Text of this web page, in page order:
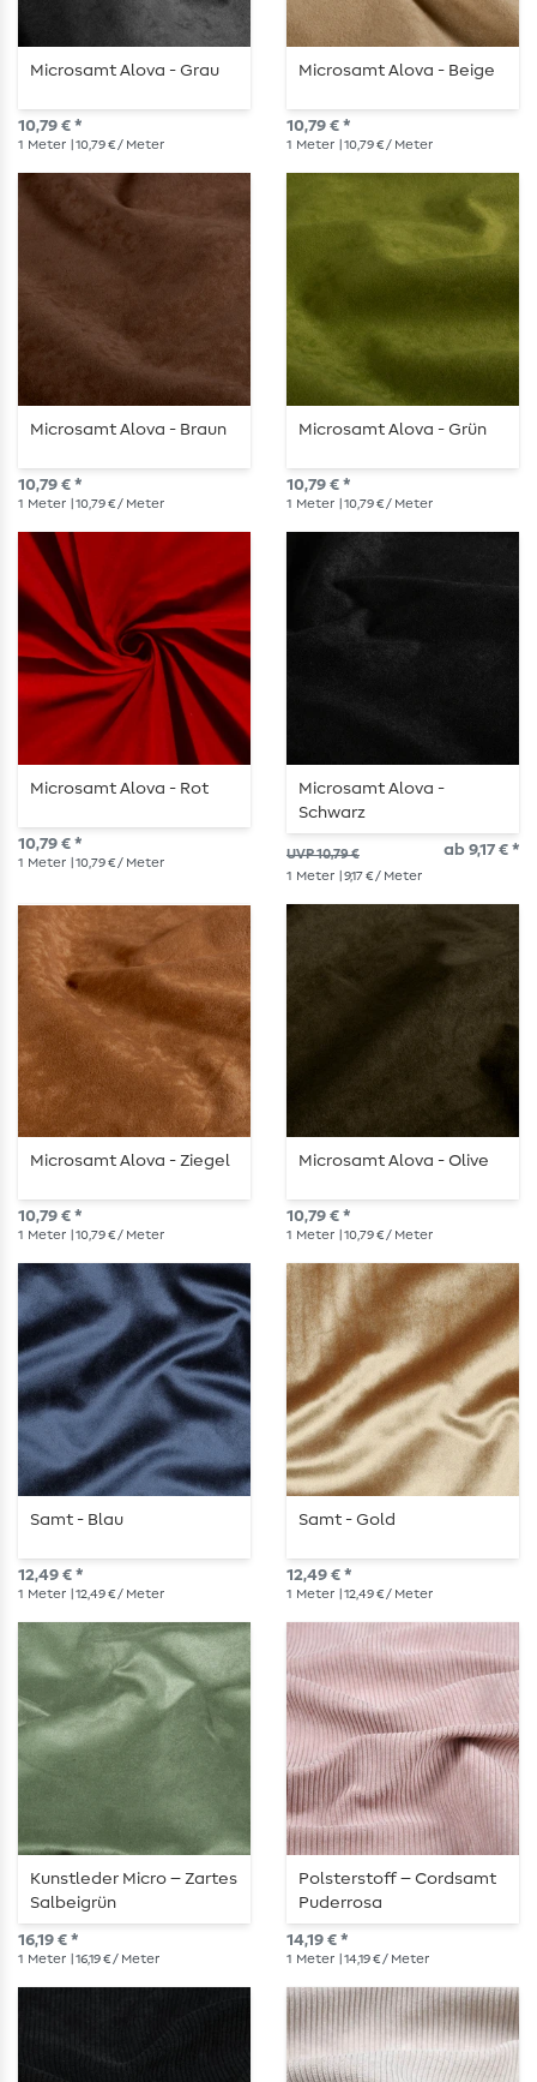
Microsamt Alova - Grau
10,79 € *
1 Meter | 10,79 € / Meter
Microsamt Alova - Beige
10,79 € *
1 Meter | 10,79 € / Meter
Microsamt Alova - Braun
10,79 € *
1 Meter | 10,79 € / Meter
Microsamt Alova - Grün
10,79 € *
1 Meter | 10,79 € / Meter
Microsamt Alova - Rot
10,79 € *
1 Meter | 10,79 € / Meter
Microsamt Alova -
Schwarz
UVP 10,79 € ab 9,17 € *
1 Meter | 9,17 € / Meter
Microsamt Alova - Ziegel
10,79 € *
1 Meter | 10,79 € / Meter
Microsamt Alova - Olive
10,79 € *
1 Meter | 10,79 € / Meter
Samt - Blau
12,49 € *
1 Meter | 12,49 € / Meter
Samt - Gold
12,49 € *
1 Meter | 12,49 € / Meter
Kunstleder Micro – Zartes
Salbeigrün
16,19 € *
1 Meter | 16,19 € / Meter
Polsterstoff – Cordsamt
Puderrosa
14,19 € *
1 Meter | 14,19 € / Meter